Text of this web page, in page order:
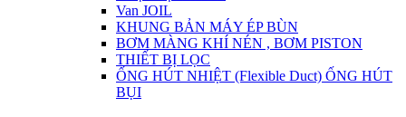
Van JOIL
KHUNG BẢN MÁY ÉP BÙN
BƠM MÀNG KHÍ NÉN , BƠM PISTON
THIẾT BỊ LỌC
ỐNG HÚT NHIỆT (Flexible Duct) ỐNG HÚT
BỤI